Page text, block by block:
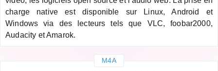
charge native est disponible sur Linux, Android et
Windows via des lecteurs tels que VLC, foobar2000,
Audacity et Amarok.
M4A